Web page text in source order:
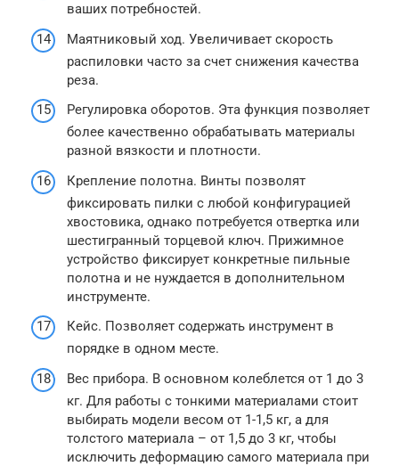
ваших потребностей.
Маятниковый ход. Увеличивает скорость
распиловки часто за счет снижения качества
реза.
Регулировка оборотов. Эта функция позволяет
более качественно обрабатывать материалы
разной вязкости и плотности.
Крепление полотна. Винты позволят
фиксировать пилки с любой конфигурацией
хвостовика, однако потребуется отвертка или
шестигранный торцевой ключ. Прижимное
устройство фиксирует конкретные пильные
полотна и не нуждается в дополнительном
инструменте.
Кейс. Позволяет содержать инструмент в
порядке в одном месте.
Вес прибора. В основном колеблется от 1 до 3
кг. Для работы с тонкими материалами стоит
выбирать модели весом от 1-1,5 кг, а для
толстого материала – от 1,5 до 3 кг, чтобы
исключить деформацию самого материала при